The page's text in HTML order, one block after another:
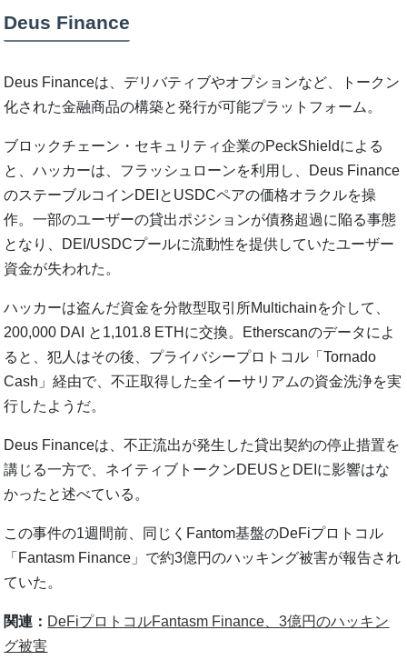
Deus Finance
Deus Financeは、デリバティブやオプションなど、トークン
化された金融商品の構築と発行が可能プラットフォーム。
ブロックチェーン・セキュリティ企業のPeckShieldによる
と、ハッカーは、フラッシュローンを利用し、Deus Finance
のステーブルコインDEIとUSDCペアの価格オラクルを操
作。一部のユーザーの貸出ポジションが債務超過に陥る事態
となり、DEI/USDCプールに流動性を提供していたユーザー
資金が失われた。
ハッカーは盗んだ資金を分散型取引所Multichainを介して、
200,000 DAI と1,101.8 ETHに交換。Etherscanのデータによ
ると、犯人はその後、プライバシープロトコル「Tornado
Cash」経由で、不正取得した全イーサリアムの資金洗浄を実
行したようだ。
Deus Financeは、不正流出が発生した貸出契約の停止措置を
講じる一方で、ネイティブトークンDEUSとDEIに影響はな
かったと述べている。
この事件の1週間前、同じくFantom基盤のDeFiプロトコル
「Fantasm Finance」で約3億円のハッキング被害が報告され
ていた。
関連： DeFiプロトコルFantasm Finance、3億円のハッキン
グ被害